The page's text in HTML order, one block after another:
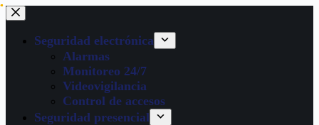
Seguridad electrónica
Alarmas
Monitoreo 24/7
Videovigilancia
Control de accesos
Seguridad presencial